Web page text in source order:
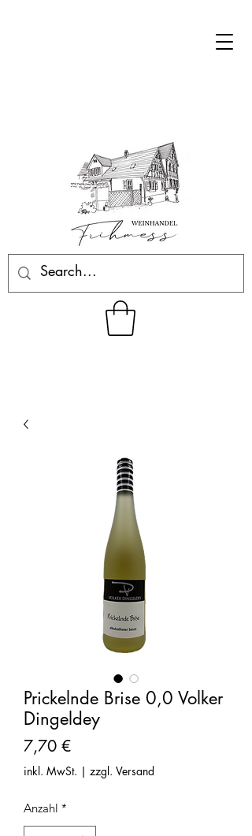
Prickelnde Brise 0,0 Volker
Dingeldey
7,70 €Preis
inkl. MwSt. | zzgl. Versand
Anzahl *